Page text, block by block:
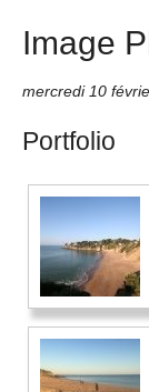
Image
mercredi 10
Portfolio